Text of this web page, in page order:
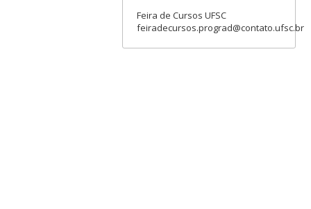
Feira de Cursos UFSC
feiradecursos.prograd@contato.ufsc.br